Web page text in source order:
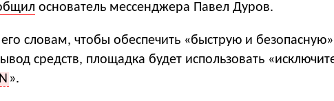
основатель мессенджера Павел Дуров.
словам, чтобы обеспечить «быструю и
средств, площадка будет использовать
».